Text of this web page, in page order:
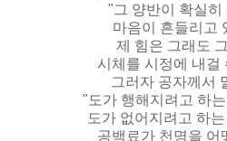
"그 양반이 확실히
마음이 흔들리고
제 힘은 그래도
시체를 시정에 내걸
그러자 공자께서
"도가 행해지려고 하
도가 없어지려고 하
공백료가 천명을 어